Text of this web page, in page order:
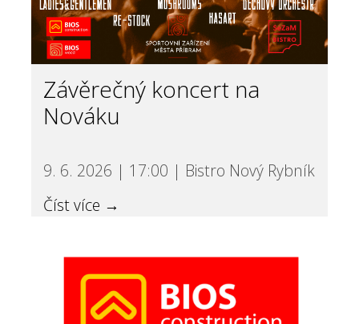
Závěrečný koncert na
Nováku
9. 6. 2026 | 17:00 | Bistro Nový Rybník
Číst více →